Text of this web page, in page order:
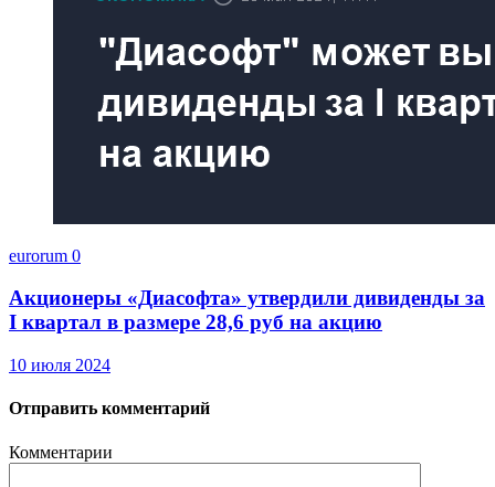
eurorum 0
Акционеры «Диасофта» утвердили дивиденды за
I квартал в размере 28,6 руб на акцию
10 июля 2024
Отправить комментарий
Комментарии